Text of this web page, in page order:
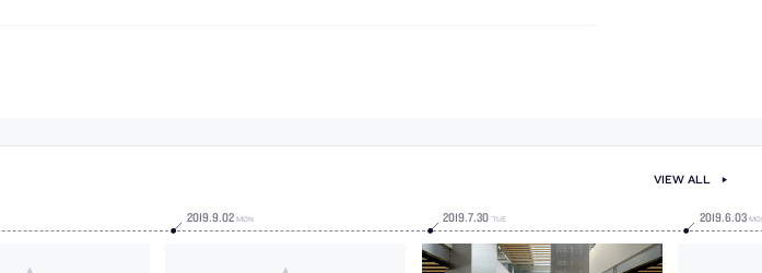
2019.9.02 MON 2019.7.30 TUE 2019.6.03
VIEW ALL